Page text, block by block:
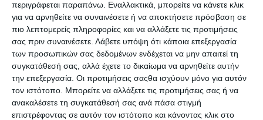
περιγράφεται παραπάνω. Εναλλακτικά, μπορείτε να κάνετε κλικ
για να αρνηθείτε να συναινέσετε ή να αποκτήσετε πρόσβαση σε
πιο λεπτομερείς πληροφορίες και να αλλάξετε τις προτιμήσεις
σας πριν συναινέσετε. Λάβετε υπόψη ότι κάποια επεξεργασία
των προσωπικών σας δεδομένων ενδέχεται να μην απαιτεί τη
συγκατάθεσή σας, αλλά έχετε το δικαίωμα να αρνηθείτε αυτήν
την επεξεργασία. Οι προτιμήσεις σαςθα ισχύουν μόνο για αυτόν
τον ιστότοπο. Μπορείτε να αλλάξετε τις προτιμήσεις σας ή να
ανακαλέσετε τη συγκατάθεσή σας ανά πάσα στιγμή
επιστρέφοντας σε αυτόν τον ιστότοπο και κάνοντας κλικ στο